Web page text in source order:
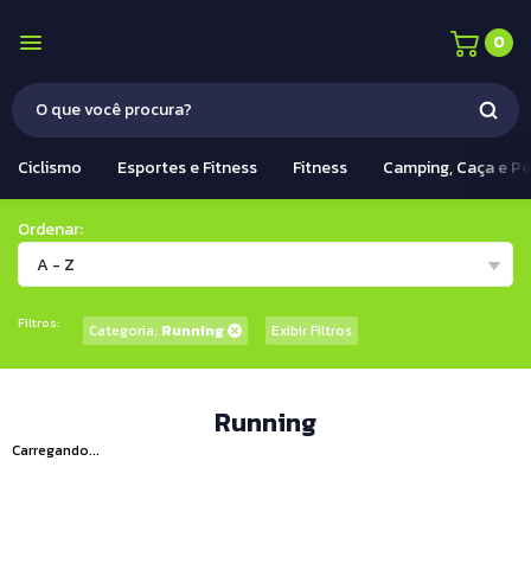
0
Ciclismo Esportes e Fitness Fitness Camping, Caça e
Ordenar:
A - Z
Filtros: Categoria: Running Exibir Filtros
Running
Carregando...